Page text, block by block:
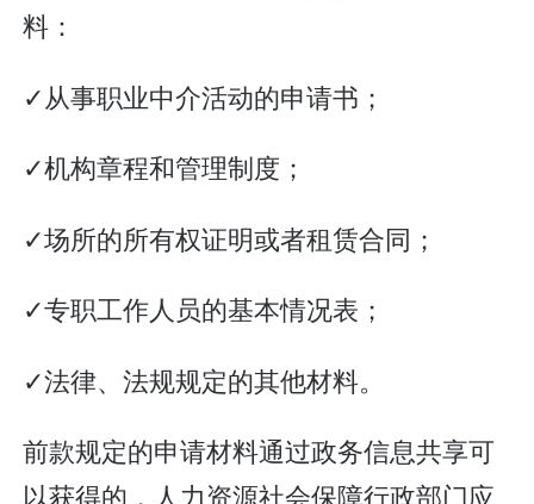
料：
✓从事职业中介活动的申请书；
✓机构章程和管理制度；
✓场所的所有权证明或者租赁合同；
✓专职工作人员的基本情况表；
✓法律、法规规定的其他材料。
前款规定的申请材料通过政务信息共享可
以获得的，人力资源社会保障行政部门应